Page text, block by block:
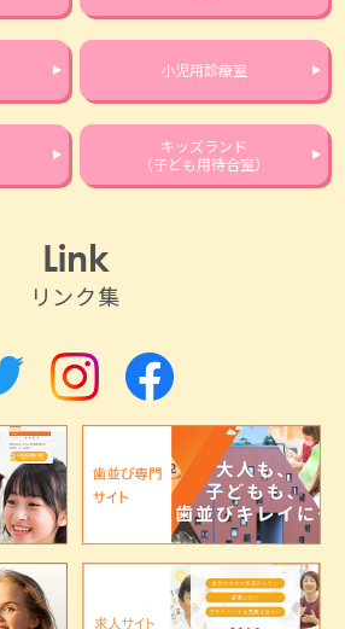
小児用診療室
キッズランド
（子ども用待合室）
Link
リンク集